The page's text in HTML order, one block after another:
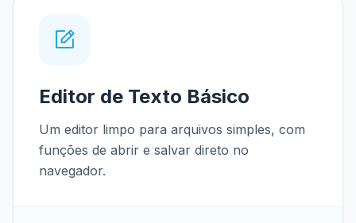
Editor de Texto Básico
Um editor limpo para arquivos simples, com
funções de abrir e salvar direto no
navegador.